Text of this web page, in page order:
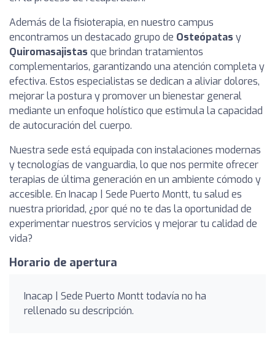
Además de la fisioterapia, en nuestro campus
encontramos un destacado grupo de Osteópatas y
Quiromasajistas que brindan tratamientos
complementarios, garantizando una atención completa y
efectiva. Estos especialistas se dedican a aliviar dolores,
mejorar la postura y promover un bienestar general
mediante un enfoque holístico que estimula la capacidad
de autocuración del cuerpo.
Nuestra sede está equipada con instalaciones modernas
y tecnologías de vanguardia, lo que nos permite ofrecer
terapias de última generación en un ambiente cómodo y
accesible. En Inacap | Sede Puerto Montt, tu salud es
nuestra prioridad, ¿por qué no te das la oportunidad de
experimentar nuestros servicios y mejorar tu calidad de
vida?
Horario de apertura
Inacap | Sede Puerto Montt todavía no ha
rellenado su descripción.